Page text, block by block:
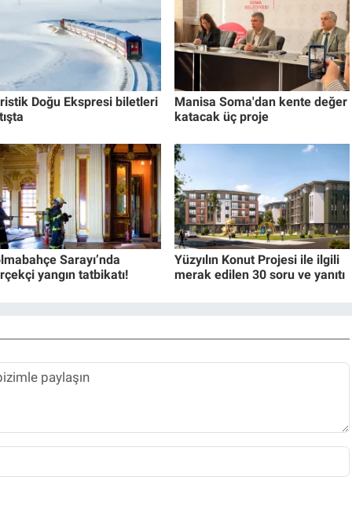
Doğu Ekspresi biletleri
Manisa Soma'dan kente değer
katacak üç proje
Sarayı’nda
yangın tatbikatı!
Yüzyılın Konut Projesi ile ilgili
merak edilen 30 soru ve yanıtı